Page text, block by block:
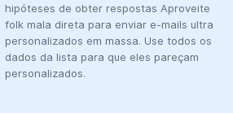
hipóteses de obter respostas Aproveite
folk mala direta para enviar e-mails ultra
personalizados em massa. Use todos os
dados da lista para que eles pareçam
personalizados.